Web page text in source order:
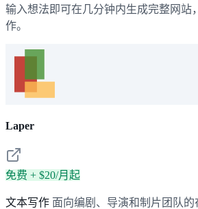
输入想法即可在几分钟内生成完整网站
作。
Laper
免费 + $20/月起
文本写作 面向编剧、导演和制片团队的